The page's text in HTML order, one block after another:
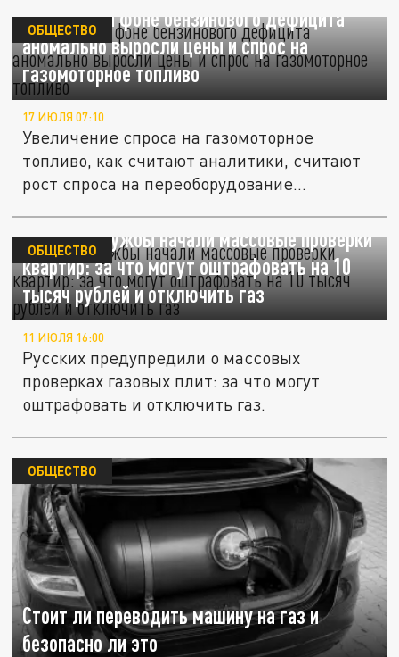
В Питере на фоне бензинового дефицита
аномально выросли цены и спрос на
газомоторное топливо
ОБЩЕСТВО
17 ИЮЛЯ 07:10
Увеличение спроса на газомоторное
топливо, как считают аналитики, считают
рост спроса на переоборудование...
Газовые службы начали массовые проверки
квартир: за что могут оштрафовать на 10
тысяч рублей и отключить газ
ОБЩЕСТВО
11 ИЮЛЯ 16:00
Русских предупредили о массовых
проверках газовых плит: за что могут
оштрафовать и отключить газ.
Стоит ли переводить машину на газ и
безопасно ли это
ОБЩЕСТВО